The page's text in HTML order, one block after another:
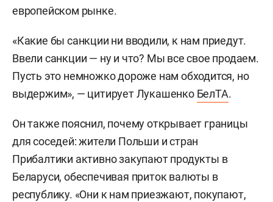
европейском рынке.
«Какие бы санкции ни вводили, к нам приедут.
Ввели санкции — ну и что? Мы все свое продаем.
Пусть это немножко дороже нам обходится, но
выдержим», — цитирует Лукашенко БелТА.
Он также пояснил, почему открывает границы
для соседей: жители Польши и стран
Прибалтики активно закупают продукты в
Беларуси, обеспечивая приток валюты в
республику. «Они к нам приезжают, покупают,